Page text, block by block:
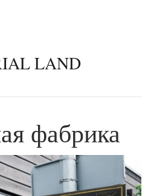
LAND
фабрика